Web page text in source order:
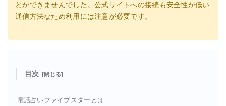
とができませんでした。公式サイトへの接続も安全性が低い
通信方法なため利用には注意が必要です。
目次
電話占いファイブスターとは